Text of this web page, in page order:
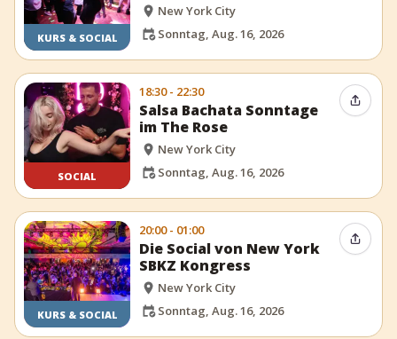
KURS & SOCIAL
New York City
Sonntag, Aug. 16, 2026
SOCIAL
18:30 - 22:30
Salsa Bachata Sonntage
im The Rose
New York City
Sonntag, Aug. 16, 2026
Event
KURS & SOCIAL
20:00 - 01:00
Die Social von New York
SBKZ Kongress
New York City
Sonntag, Aug. 16, 2026
Event